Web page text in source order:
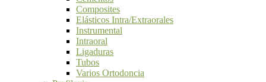
Composites
Elásticos Intra/Extraorales
Instrumental
Intraoral
Ligaduras
Tubos
Varios Ortodoncia